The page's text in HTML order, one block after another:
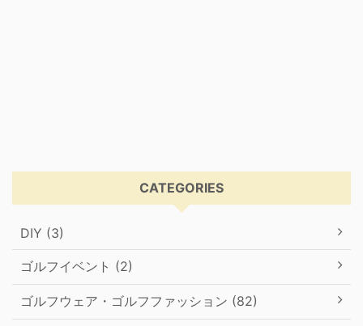
CATEGORIES
DIY (3)
ゴルフイベント (2)
ゴルフウェア・ゴルフファッション (82)